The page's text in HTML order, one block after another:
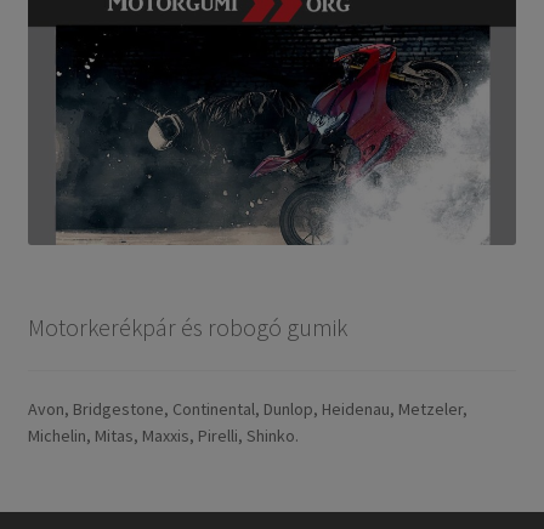
Motorkerékpár és robogó gumik
Avon, Bridgestone, Continental, Dunlop, Heidenau, Metzeler,
Michelin, Mitas, Maxxis, Pirelli, Shinko.